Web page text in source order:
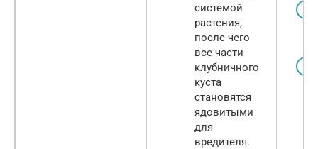
системой
растения,
после чего
все части
клубничного
куста
становятся
ядовитыми
для
вредителя.